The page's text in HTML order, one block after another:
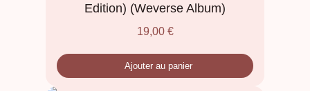
Edition) (Weverse Album)
19,00 €
Ajouter au panier